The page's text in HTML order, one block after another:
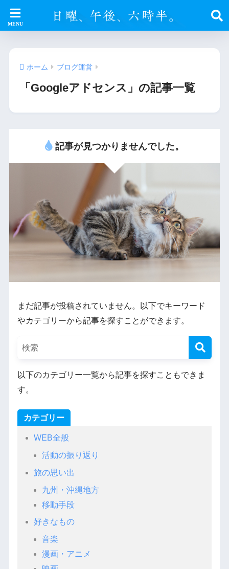
ホーム ブログ運営
「Googleアドセンス」の記事一覧
記事が見つかりませんでした。
まだ記事が投稿されていません。以下でキーワード
やカテゴリーから記事を探すことができます。
以下のカテゴリー一覧から記事を探すこともできま
す。
カテゴリー
WEB全般
活動の振り返り
旅の思い出
九州・沖縄地方
移動手段
好きなもの
音楽
漫画・アニメ